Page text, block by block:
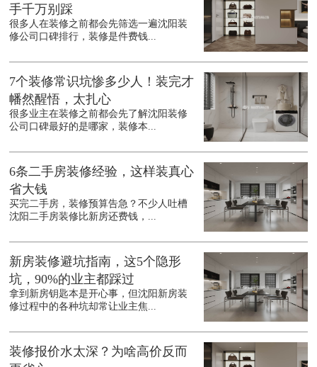
手千万别踩
很多人在装修之前都会先筛选一遍沈阳装
修公司口碑排行，装修是件费钱...
7个装修常识坑惨多少人！装完才
幡然醒悟，太扎心
很多业主在装修之前都会先了解沈阳装修
公司口碑最好的是哪家，装修本...
6条二手房装修经验，这样装真心
省大钱
买完二手房，装修预算告急？不少人吐槽
沈阳二手房装修比新房还费钱，...
新房装修避坑指南，这5个隐形
坑，90%的业主都踩过
拿到新房钥匙本是开心事，但沈阳新房装
修过程中的各种坑却常让业主焦...
装修报价水太深？为啥高价反而